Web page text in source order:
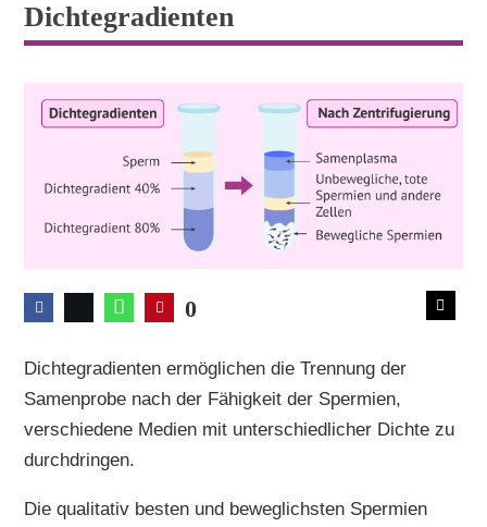
Dichtegradienten
0
Dichtegradienten ermöglichen die Trennung der
Samenprobe nach der Fähigkeit der Spermien,
verschiedene Medien mit unterschiedlicher Dichte zu
durchdringen.
Die qualitativ besten und beweglichsten Spermien